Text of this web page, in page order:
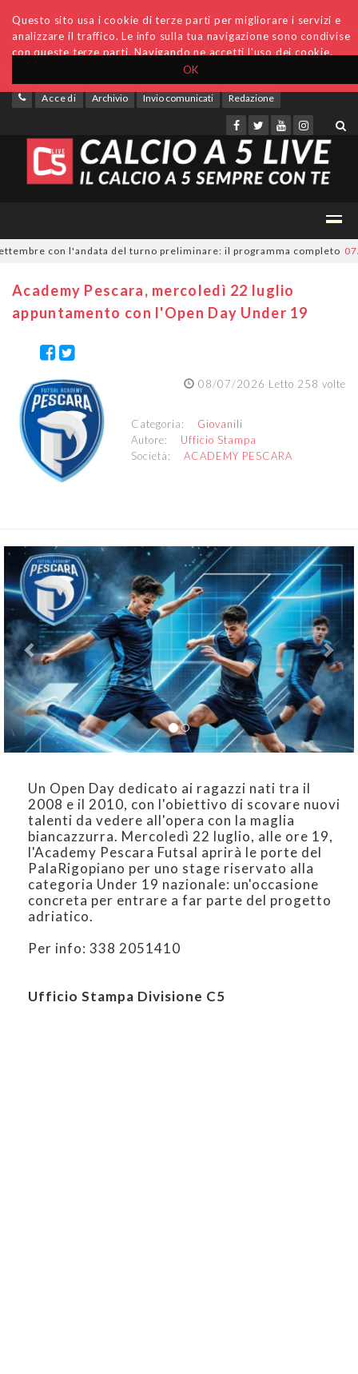
OK
Questo sito usa i cookie di terze parti per migliorare i servizi e
analizzare il traffico. Le info sulla tua navigazione sono condivise
con queste terze parti. Navigando ne accetti l'uso dei cookie.
Accedi Archivio Invio comunicati Redazione
con l'andata del turno preliminare: il programma completo 07/
Academy Pescara, mercoledì 22 luglio
appuntamento con l'Open Day Under 19
08/07/2026 Letto 258 volte
Categoria: Giovanili
Autore: Ufficio Stampa
Società:ACADEMY PESCARA
Previous
Un Open Day dedicato ai ragazzi nati tra il
2008 e il 2010, con l'obiettivo di scovare nuovi
talenti da vedere all'opera con la maglia
biancazzurra. Mercoledì 22 luglio, alle ore 19,
l'Academy Pescara Futsal aprirà le porte del
PalaRigopiano per uno stage riservato alla
categoria Under 19 nazionale: un'occasione
concreta per entrare a far parte del progetto
adriatico.
Per info: 338 2051410
Ufficio Stampa Divisione C5